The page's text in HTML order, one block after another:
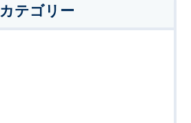
カテゴリー